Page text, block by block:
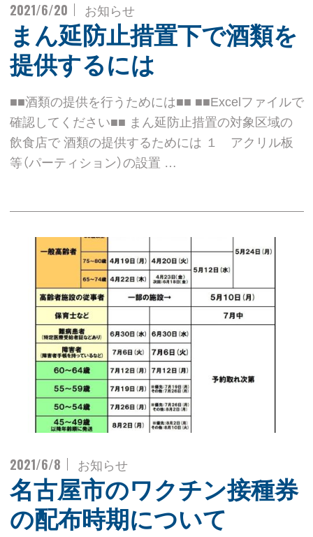
2021/6/20 お知らせ
まん延防止措置下で酒類を
提供するには
■■酒類の提供を行うためには■■ ■■Excelファイルで
確認してください■■ まん延防止措置の対象区域の
飲食店で 酒類の提供するためには １ アクリル板
等（パーティション）の設置 …
2021/6/8 お知らせ
名古屋市のワクチン接種券
の配布時期について